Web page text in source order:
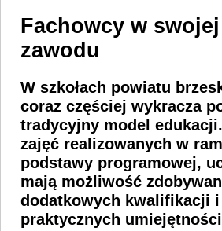
Fachowcy w
zawodu
W szkołach powiatu
coraz częściej wykracza
tradycyjny model
zajęć realizowanych w
podstawy programowej,
mają możliwość
dodatkowych kwalifikacji i
praktycznych